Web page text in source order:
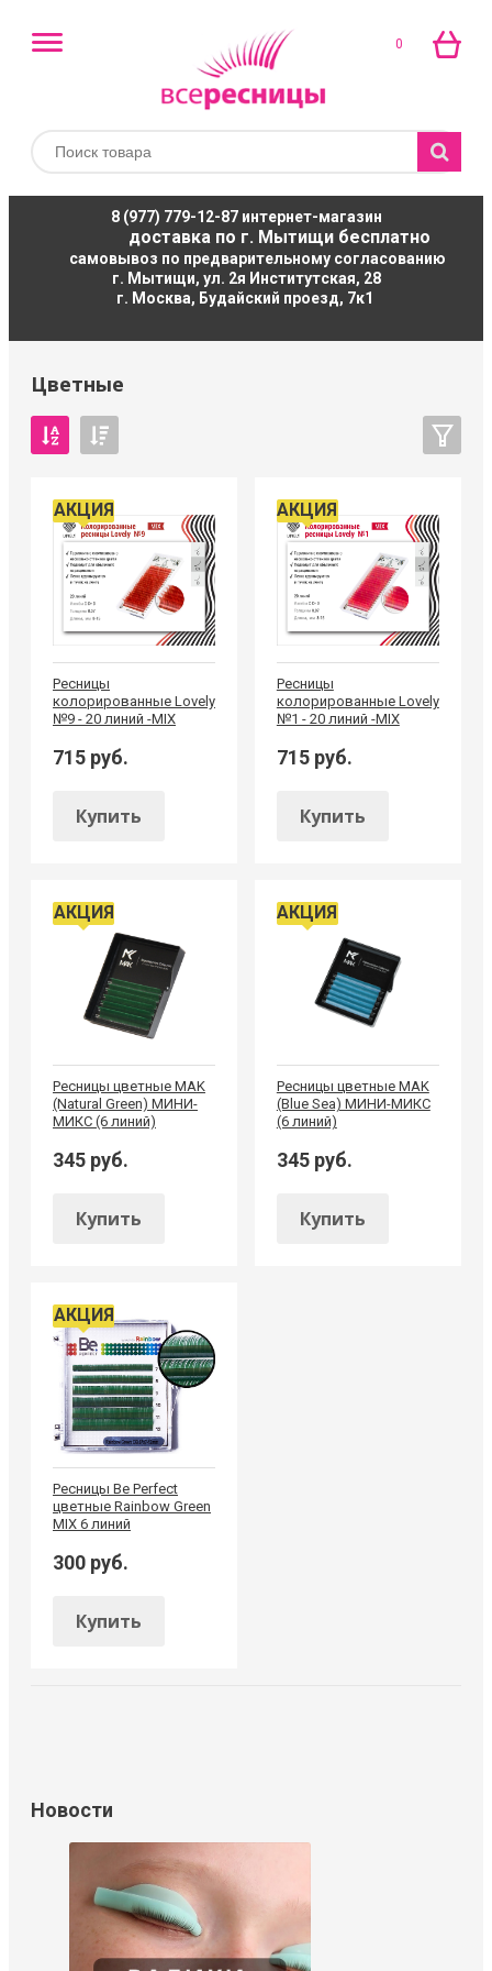
0
8 (977) 779-12-87интернет-магазин
доставка по г. Мытищи бесплатно
самовывоз по предварительному согласованию
г. Мытищи, ул. 2я Институтская, 28
г. Москва, Будайский проезд, 7к1
Цветные
АКЦИЯ
Ресницы
колорированные Lovely
№9 - 20 линий -MIX
715 руб.
Купить
АКЦИЯ
Ресницы
колорированные Lovely
№1 - 20 линий -MIX
715 руб.
Купить
АКЦИЯ
Ресницы цветные MAK
(Natural Green) МИНИ-
МИКС (6 линий)
345 руб.
Купить
АКЦИЯ
Ресницы цветные MAK
(Blue Sea) МИНИ-МИКС
(6 линий)
345 руб.
Купить
АКЦИЯ
Ресницы Be Perfect
цветные Rainbow Green
MIX 6 линий
300 руб.
Купить
Новости